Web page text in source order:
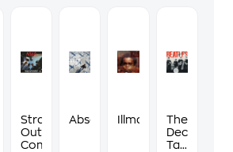
Straight
Outta
Compton
AbsolutionIllmatic
The
Decca
Tapes